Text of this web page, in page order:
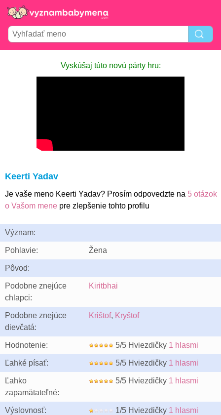
Vyskúšaj túto novú párty hru:
Keerti Yadav
Je vaše meno Keerti Yadav? Prosím odpovedzte na 5 otázok
o Vašom mene pre zlepšenie tohto profilu
Význam:
Pohlavie: Žena
Pôvod:
Podobne znejúce
chlapci:
Kiritbhai
Podobne znejúce
dievčatá:
Krištof, Kryštof
Hodnotenie: 5/5 Hviezdičky 1 hlasmi
Ľahké písať: 5/5 Hviezdičky 1 hlasmi
Ľahko
zapamätateľné:
5/5 Hviezdičky 1 hlasmi
Výslovnosť: 1/5 Hviezdičky 1 hlasmi